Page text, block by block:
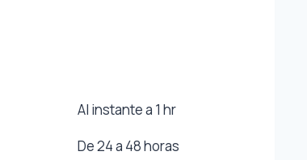
Al instante a 1 hr
De 24 a 48 horas